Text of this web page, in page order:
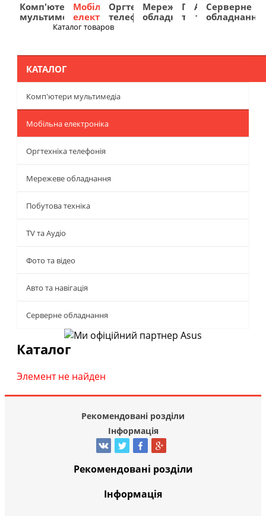
Комп'ютери
мультимедіа
Мобільна
електроніка
Оргтехніка
телефонія
Мережеве
обладнання
Побутова
техніка
TV
та
Фото
та
Авто
та
Серверне
обладнання
Каталог товаров
КАТАЛОГ
Комп'ютери мультимедіа
Мобільна електроніка
Оргтехніка телефонія
Мережеве обладнання
Побутова техніка
TV та Аудіо
Фото та відео
Авто та навігація
Серверне обладнання
Каталог
Элемент не найден
Рекомендовані розділи
Інформація
Рекомендовані розділи
Інформація